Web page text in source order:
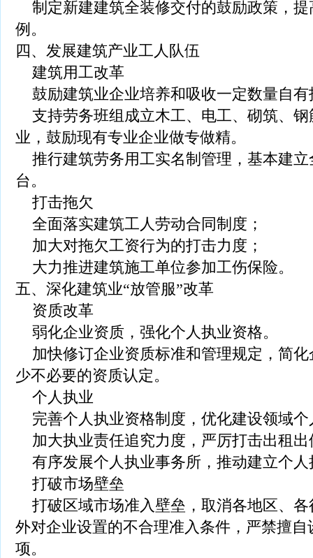
制定新建建筑全装修交付的鼓励政策，
例。
四、发展建筑产业工人队伍
建筑用工改革
鼓励建筑业企业培养和吸收一定数量自有
支持劳务班组成立木工、电工、砌筑、
业，鼓励现有专业企业做专做精。
推行建筑劳务用工实名制管理，基本建
台。
打击拖欠
全面落实建筑工人劳动合同制度；
加大对拖欠工资行为的打击力度；
大力推进建筑施工单位参加工伤保险。
五、深化建筑业“放管服”改革
资质改革
弱化企业资质，强化个人执业资格。
加快修订企业资质标准和管理规定，简
少不必要的资质认定。
个人执业
完善个人执业资格制度，优化建设领域个
加大执业责任追究力度，严厉打击出租出
有序发展个人执业事务所，推动建立个人
打破市场壁垒
打破区域市场准入壁垒，取消各地区、
外对企业设置的不合理准入条件，严禁擅
项。